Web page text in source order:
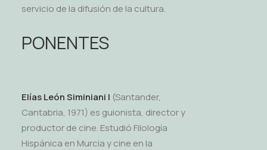
servicio de la difusión de la cultura.
PONENTES
Elías León Siminiani | (Santander,
Cantabria, 1971) es guionista, director y
productor de cine. Estudió Filología
Hispánica en Murcia y cine en la